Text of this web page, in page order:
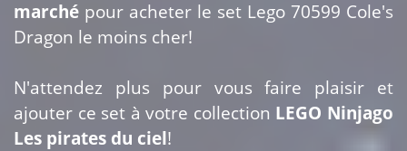
marché pour acheter le set Lego 70599 Cole's
Dragon le moins cher!
N'attendez plus pour vous faire plaisir et
ajouter ce set à votre collection LEGO Ninjago
Les pirates du ciel!